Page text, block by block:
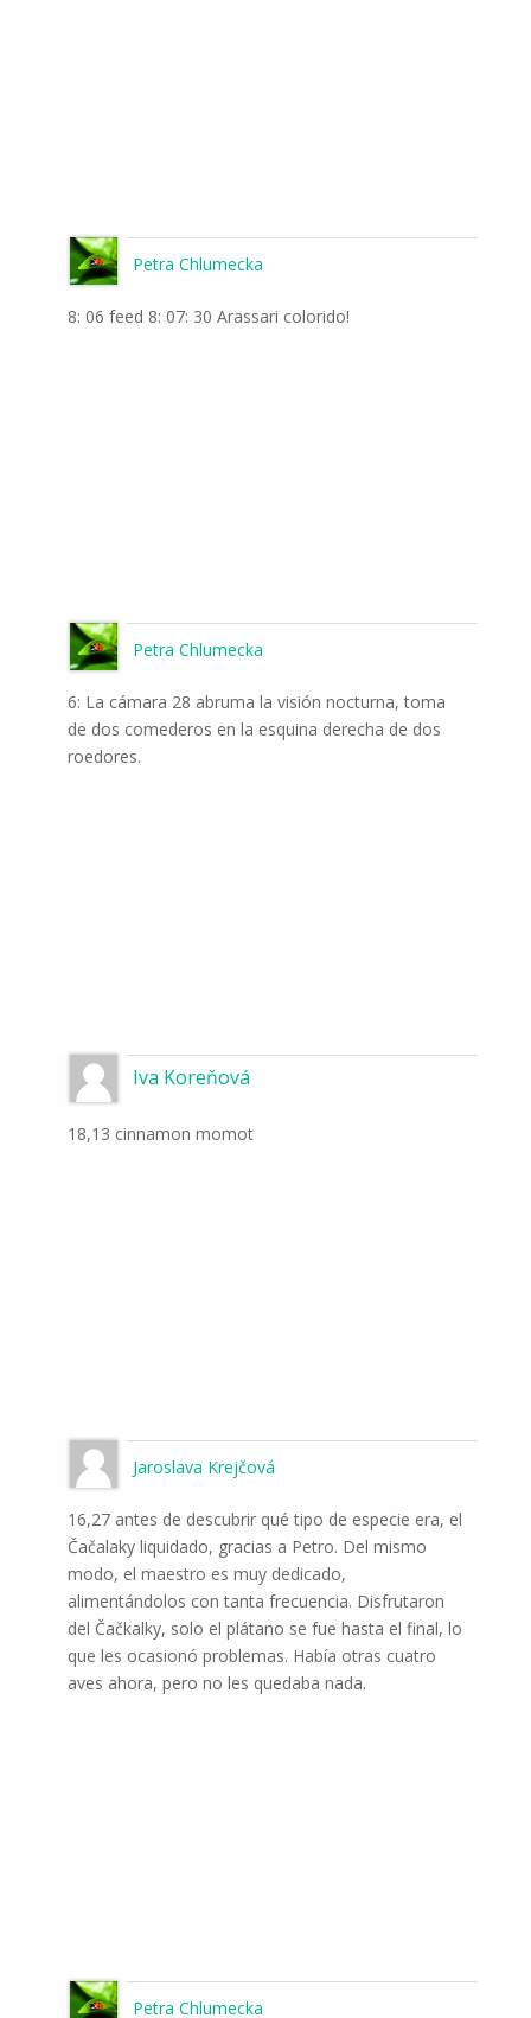
Petra Chlumecka
8: 06 feed 8: 07: 30 Arassari colorido!
Petra Chlumecka
6: La cámara 28 abruma la visión nocturna, toma
de dos comederos en la esquina derecha de dos
roedores.
Iva Koreňová
18,13 cinnamon momot
Jaroslava Krejčová
16,27 antes de descubrir qué tipo de especie era, el
Čačalaky liquidado, gracias a Petro. Del mismo
modo, el maestro es muy dedicado,
alimentándolos con tanta frecuencia. Disfrutaron
del Čačkalky, solo el plátano se fue hasta el final, lo
que les ocasionó problemas. Había otras cuatro
aves ahora, pero no les quedaba nada.
Petra Chlumecka